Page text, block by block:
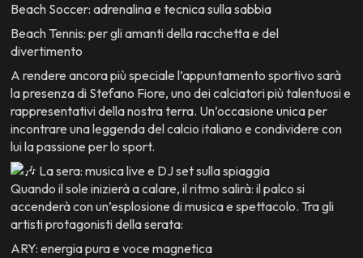
Beach Soccer: adrenalina e tecnica sulla sabbia
Beach Tennis: per gli amanti della racchetta e del
divertimento
A rendere ancora più speciale l’appuntamento sportivo sarà
la presenza di Stefano Fiore, uno dei calciatori più talentuosi e
rappresentativi della nostra terra. Un’occasione unica per
incontrare una leggenda del calcio italiano e condividere con
lui la passione per lo sport.
La sera: musica live e DJ set sulla spiaggia
Quando il sole inizierà a calare, il ritmo salirà: il palco si
accenderà con un’esplosione di musica e spettacolo. Tra gli
artisti protagonisti della serata:
ARY: energia pura e voce magnetica